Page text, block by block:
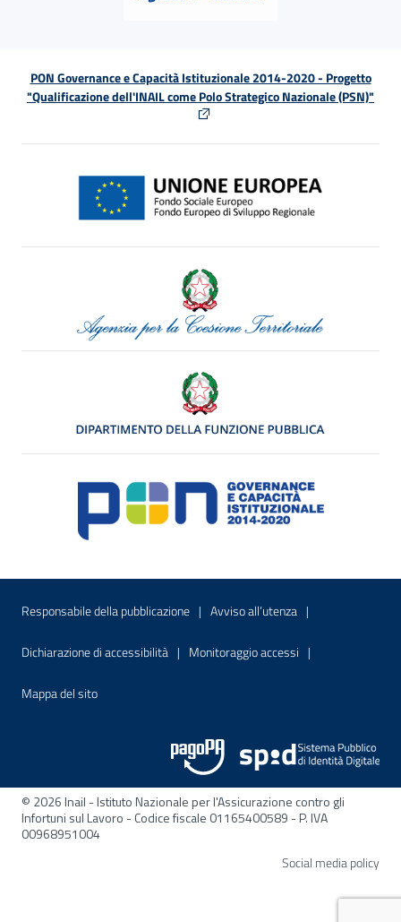
PON Governance e Capacità Istituzionale 2014-2020 - Progetto
"Qualificazione dell'INAIL come Polo Strategico Nazionale (PSN)"
Menu di servizio
Responsabile della pubblicazione Sito interno - Apre in una nuova
Avviso all’utenza Sito interno -
Dichiarazione di accessibilità Sito interno - Apre in una nuova finestra
Monitoraggio accessi Sito interno -
Mappa del sitoSito interno - Apre nella stessa finestra
© 2026 Inail - Istituto Nazionale per l'Assicurazione contro gli
Infortuni sul Lavoro - Codice fiscale 01165400589 - P. IVA
00968951004
Social media policy